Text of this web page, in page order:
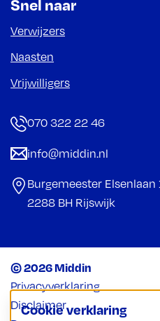
Cookie verklaring
Snel naar
Verwijzers
Naasten
Vrijwilligers
070 322 22 46
info@middin.nl
Burgemeester Elsenlaan
2288 BH Rijswijk
© 2026 Middin
Privacyverklaring
Disclaimer